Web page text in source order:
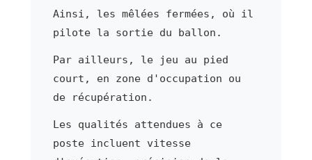
Ainsi, les mêlées fermées, où il
pilote la sortie du ballon.
Par ailleurs, le jeu au pied
court, en zone d'occupation ou
de récupération.
Les qualités attendues à ce
poste incluent vitesse